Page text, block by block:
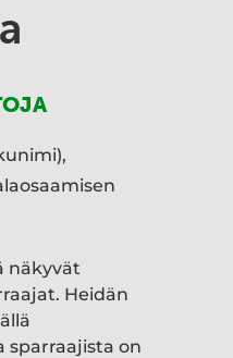
näkyvät
Heidän
sparraajista on